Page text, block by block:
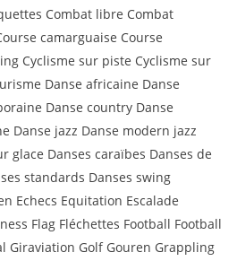
Combat libre Combat
camarguaise Course
Cyclisme sur piste Cyclisme sur
Danse africaine Danse
Danse country Danse
Danse jazz Danse modern jazz
glace Danses caraïbes Danses de
standards Danses swing
Echecs Equitation Escalade
Flag Fléchettes Football Football
Giraviation Golf Gouren Grappling